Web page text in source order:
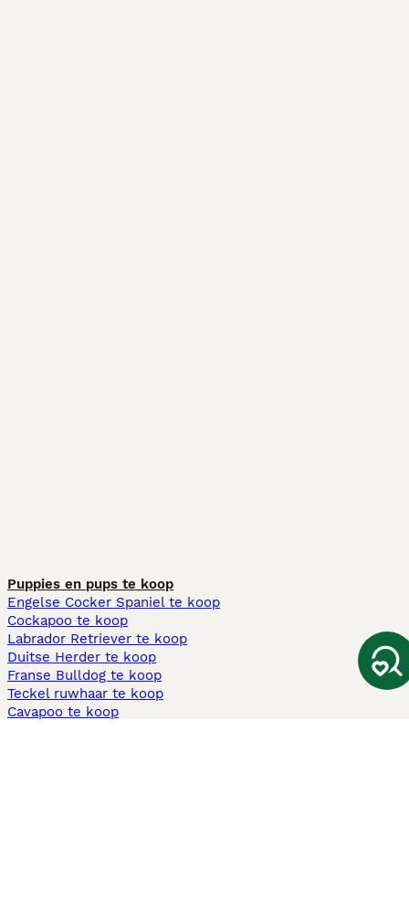
Puppies en pups te koop
Engelse Cocker Spaniel te koop
Cockapoo te koop
Labrador Retriever te koop
Duitse Herder te koop
Franse Bulldog te koop
Teckel ruwhaar te koop
Cavapoo te koop